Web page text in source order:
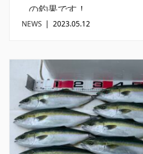
の釣果です！
NEWS | 2023.05.12